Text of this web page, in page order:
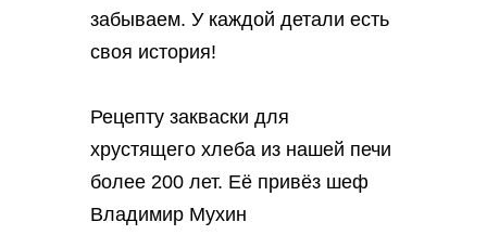
забываем. У каждой детали есть
своя история!
Рецепту закваски для
хрустящего хлеба из нашей печи
более 200 лет. Её привёз шеф
Владимир Мухин